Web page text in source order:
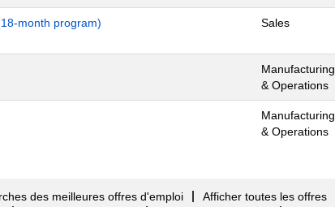
month program) Sales
Manufacturing
& Operations
Manufacturing
& Operations
des meilleures offres d'emploi
Afficher toutes les offres